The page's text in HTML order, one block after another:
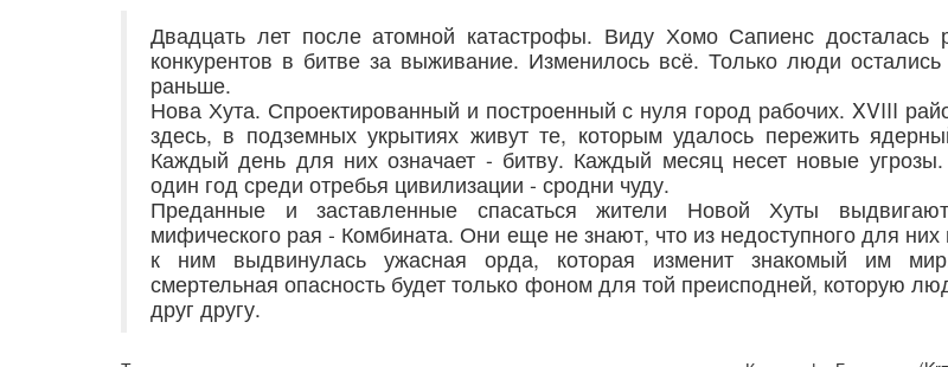
Двадцать лет после атомной катастрофы. Виду Хомо Сапиенс досталась
конкурентов в битве за выживание. Изменилось всё. Только люди
раньше.
Нова Хута. Спроектированный и построенный с нуля город рабочих. XVIII
здесь, в подземных укрытиях живут те, которым удалось пережить
Каждый день для них означает - битву. Каждый месяц несет новые
один год среди отребья цивилизации - сродни чуду.
Преданные и заставленные спасаться жители Новой Хуты
мифического рая - Комбината. Они еще не знают, что из недоступного для них
к ним выдвинулась ужасная орда, которая изменит знакомый им
смертельная опасность будет только фоном для той преисподней, которую
друг другу.